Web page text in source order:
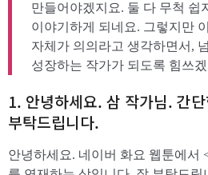
만들어야겠지요. 둘 다 무척 쉽
이야기하게 되네요. 그렇지만
자체가 의의라고 생각하면서,
성장하는 작가가 되도록 힘쓰
1. 안녕하세요. 삼 작가님. 간
부탁드립니다.
안녕하세요. 네이버 화요 웹툰에서